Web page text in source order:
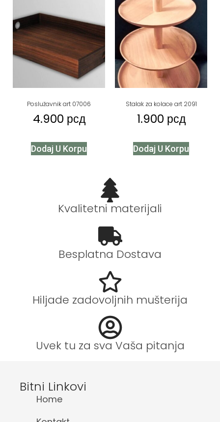
Poslužavnik art 07006
4.900 рсд
Dodaj U Korpu
Stalak za kolace art 2091
1.900 рсд
Dodaj U Korpu
Kvalitetni materijali
Besplatna Dostava
Hiljade zadovoljnih mušterija
Uvek tu za sva Vaša pitanja
Bitni Linkovi
Home